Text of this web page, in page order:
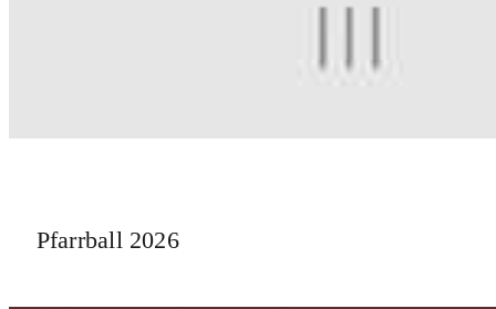
Pfarrball 2026